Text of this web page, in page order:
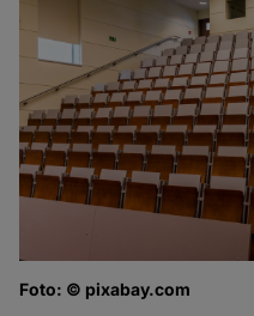
Foto: © pixabay.com